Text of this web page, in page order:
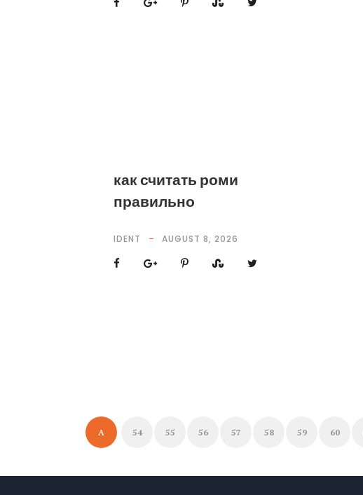
как считать роми
правильно
IDENT AUGUST 8, 2026
A 54 55 56 57 58 59 60